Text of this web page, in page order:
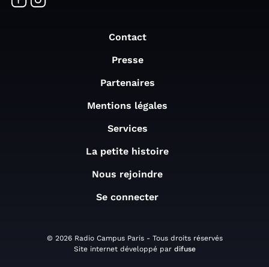
Contact
Presse
Partenaires
Mentions légales
Services
La petite histoire
Nous rejoindre
Se connecter
© 2026 Radio Campus Paris - Tous droits réservés
Site internet développé par difuse